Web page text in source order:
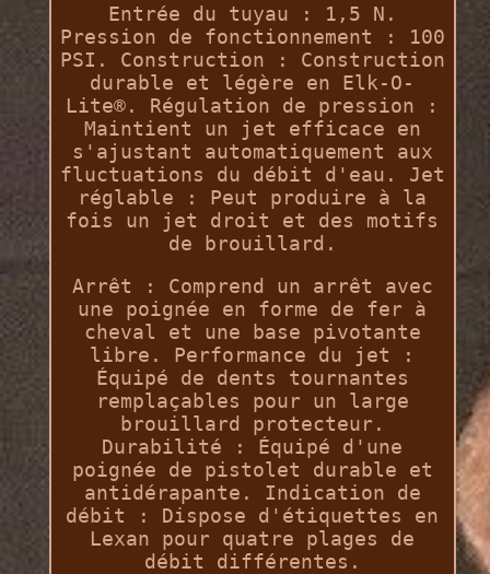
Entrée du tuyau : 1,5 N.
Pression de fonctionnement : 100
PSI. Construction : Construction
durable et légère en Elk-O-
Lite®. Régulation de pression :
Maintient un jet efficace en
s'ajustant automatiquement aux
fluctuations du débit d'eau. Jet
réglable : Peut produire à la
fois un jet droit et des motifs
de brouillard.
Arrêt : Comprend un arrêt avec
une poignée en forme de fer à
cheval et une base pivotante
libre. Performance du jet :
Équipé de dents tournantes
remplaçables pour un large
brouillard protecteur.
Durabilité : Équipé d'une
poignée de pistolet durable et
antidérapante. Indication de
débit : Dispose d'étiquettes en
Lexan pour quatre plages de
débit différentes.